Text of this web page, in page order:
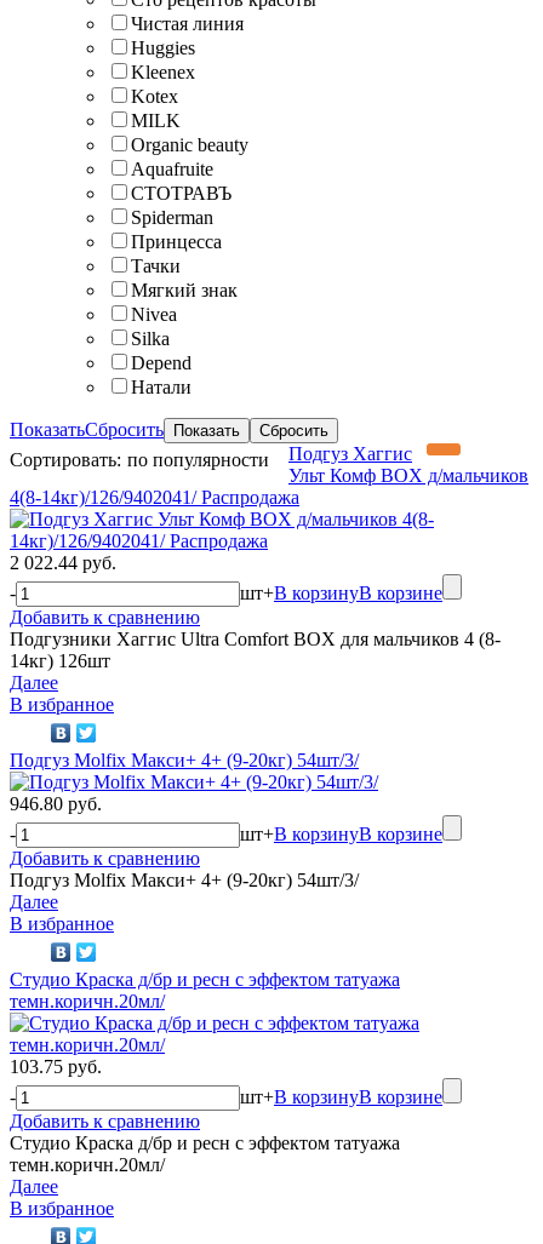
Чистая линия
Huggies
Kleenex
Kotex
MILK
Organic beauty
Aquafruite
СТОТРАВЪ
Spiderman
Принцесса
Тачки
Мягкий знак
Nivea
Silka
Depend
Натали
ПоказатьСбросить
Сортировать: по популярности
Подгуз Хаггис
Ульт Комф BOX д/мальчиков
4(8-14кг)/126/9402041/ Распродажа
2 022.44 руб.
-
шт+В корзинуВ корзине
Добавить к сравнению
Подгузники Хаггис Ultra Comfort BOX для мальчиков 4 (8-
14кг) 126шт
Далее
В избранное
Подгуз Molfix Макси+ 4+ (9-20кг) 54шт/3/
946.80 руб.
-
шт+В корзинуВ корзине
Добавить к сравнению
Подгуз Molfix Макси+ 4+ (9-20кг) 54шт/3/
Далее
В избранное
Студио Краска д/бр и ресн с эффектом татуажа
темн.коричн.20мл/
103.75 руб.
-
шт+В корзинуВ корзине
Добавить к сравнению
Студио Краска д/бр и ресн с эффектом татуажа
темн.коричн.20мл/
Далее
В избранное